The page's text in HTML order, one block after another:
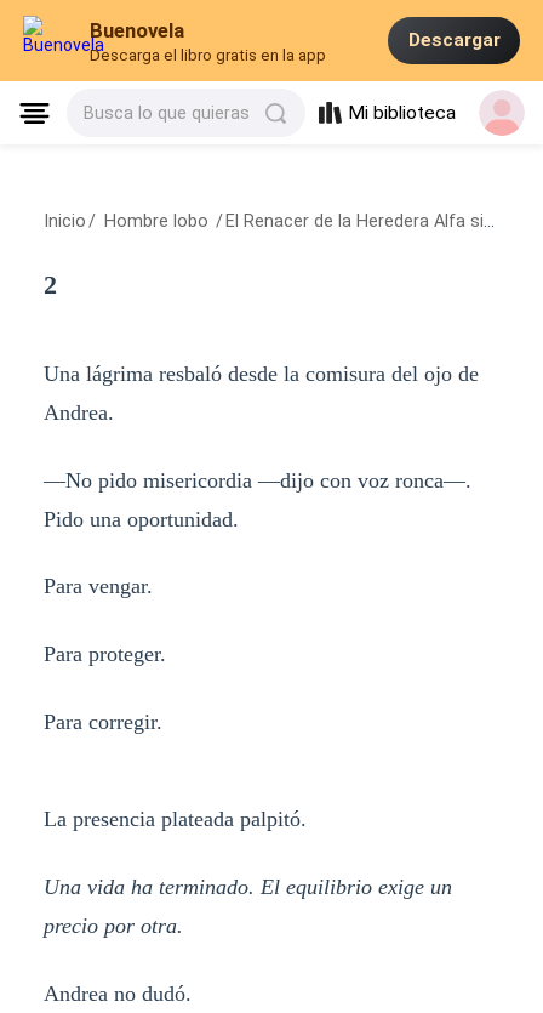
Buenovela
Descarga el libro gratis en la app
Descargar
Busca lo que quieras Mi biblioteca
Inicio / Hombre lobo / El Renacer de la Heredera Alfa sin Lobo
2
Una lágrima resbaló desde la comisura del ojo de
Andrea.
—No pido misericordia —dijo con voz ronca—.
Pido una oportunidad.
Para vengar.
Para proteger.
Para corregir.
La presencia plateada palpitó.
Una vida ha terminado. El equilibrio exige un
precio por otra.
Andrea no dudó.